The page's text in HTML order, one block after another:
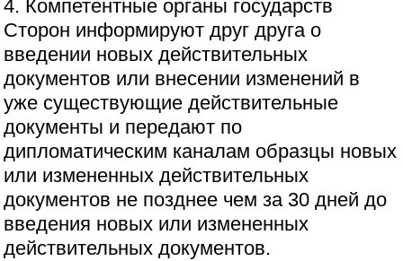
4. Компетентные органы государств
Сторон информируют друг друга о
введении новых действительных
документов или внесении изменений в
уже существующие действительные
документы и передают по
дипломатическим каналам образцы новых
или измененных действительных
документов не позднее чем за 30 дней до
введения новых или измененных
действительных документов.